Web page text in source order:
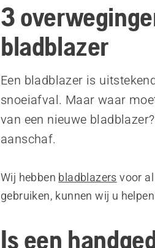
3
bladblazer
Een bladblazer is
snoeiafval. Maar waar
van een nieuwe
aanschaf.
Wij hebben bladblazers voor
gebruiken, kunnen wij u
Is een